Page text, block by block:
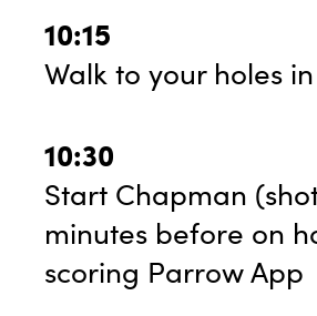
10:15
Walk to your holes
10:30
Start Chapman
minutes before on
scoring Parrow App